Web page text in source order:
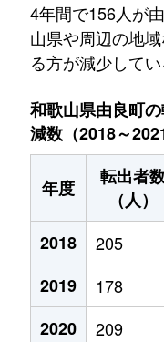
4年間で156人が
山県や周辺の地
る方が減少して
和歌山県由良町
減数（2018～
年度
転出者
（人）
2018
205
2019
178
2020
209